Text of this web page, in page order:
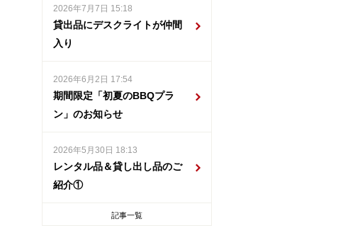
2026年7月7日 15:18
貸出品にデスクライトが仲間
入り
2026年6月2日 17:54
期間限定「初夏のBBQプラ
ン」のお知らせ
2026年5月30日 18:13
レンタル品＆貸し出し品のご
紹介①
記事一覧